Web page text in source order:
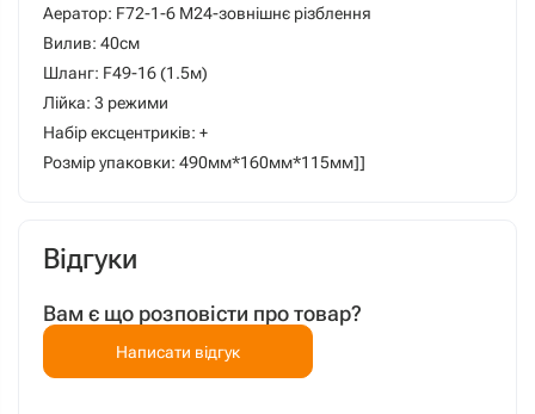
Аератор: F72-1-6 М24-зовнішнє різблення
Вилив: 40см
Шланг: F49-16 (1.5м)
Лійка: 3 режими
Набір ексцентриків: +
Розмір упаковки: 490мм*160мм*115мм]]
Відгуки
Вам є що розповісти про товар?
Написати відгук